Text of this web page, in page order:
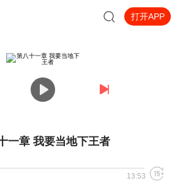
打开APP
一章 我要当地下王者
13:53